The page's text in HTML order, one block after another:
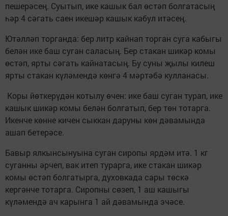
пешерәсең. Суытып, ике кашык бал өстәп болгатасың
һәр 4 сәгать саен икешәр кашык кабул итәсең.
Ютәлләп торганда: бер литр кайнап торган суга кабыгы
белән ике баш суган саласың. Бер стакан шикәр комы
өстәп, ярты сәгать кайнатасың. Бу суны җылы килеш
ярты стакан күләмендә көнгә 4 мәртәбә кулланасы.
Коры йөткерүдән котылу өчен: ике баш суган турап, ике
кашык шикәр комы белән болгатып, бер төн тотарга.
Икенче көнне кичен сыккан даруны көн дәвамында
ашап бетерәсе.
Бавыр ялкынсынуына суган сиропы ярдәм итә. 1 кг
суганны әрчеп, вак итеп турарга, ике стакан шикәр
комы өстәп болгатырга, духовкада сары төскә
кергәнче тотарга. Сиропны сөзеп, 1 аш кашыгы
күләмендә ач карынга 1 ай дәвамында эчәсе.